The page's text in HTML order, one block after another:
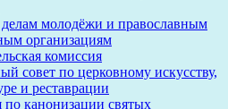
молодёжи и православным
организациям
комиссия
совет по церковному искусству,
и реставрации
по канонизации святых